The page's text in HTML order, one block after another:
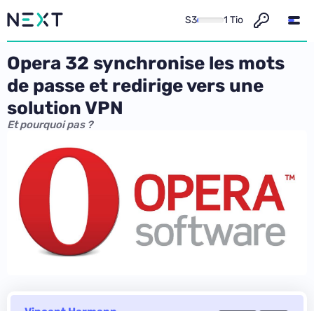
S3 1 Tio
Opera 32 synchronise les mots
de passe et redirige vers une
solution VPN
Et pourquoi pas ?